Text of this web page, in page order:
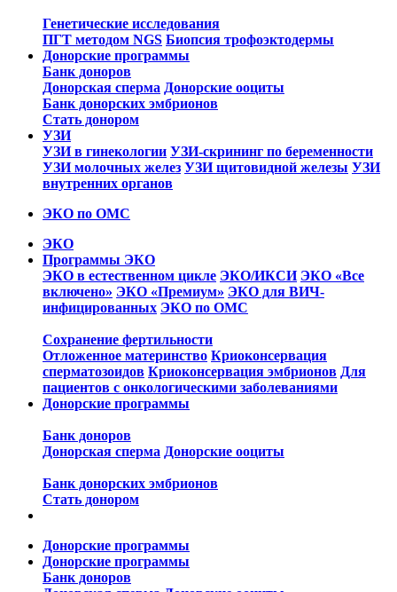
Генетические исследования
ПГТ методом NGS Биопсия трофоэктодермы
Донорские программы
Банк доноров
Донорская сперма Донорские ооциты
Банк донорских эмбрионов
Стать донором
УЗИ
УЗИ в гинекологии УЗИ-скрининг по беременности
УЗИ молочных желез УЗИ щитовидной железы УЗИ
внутренних органов
ЭКО по ОМС
ЭКО
Программы ЭКО
ЭКО в естественном цикле ЭКО/ИКСИ ЭКО «Все
включено» ЭКО «Премиум» ЭКО для ВИЧ-
инфицированных ЭКО по ОМС
Сохранение фертильности
Отложенное материнство Криоконсервация
сперматозоидов Криоконсервация эмбрионов Для
пациентов с онкологическими заболеваниями
Донорские программы
Банк доноров
Донорская сперма Донорские ооциты
Банк донорских эмбрионов
Стать донором
Донорские программы
Донорские программы
Банк доноров